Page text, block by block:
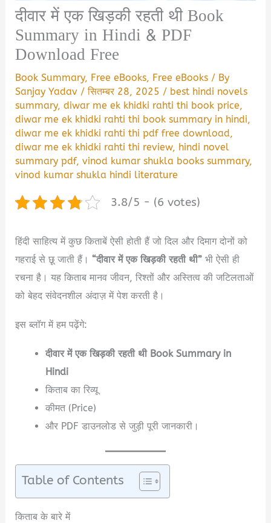
दीवार में एक खिड़की रहती थी Book
Summary in Hindi & PDF
Download Free
Book Summary, Free eBooks, Free eBooks / By
Sanjay Yadav /सितम्बर 28, 2025 / best hindi novels
summary,diwar me ek khidki rahti thi book price,
diwar me ek khidki rahti thi book summary in hindi,
diwar me ek khidki rahti thi pdf free download,
diwar me ek khidki rahti thi review, hindi novel
summary pdf,vinod kumar shukla books summary,
vinod kumar shukla hindi literature
3.8/5 - (6 votes)
हिंदी साहित्य में कुछ किताबें ऐसी होती हैं जो दिल और दिमाग दोनों को
गहराई से छू जाती हैं।“दीवार में एक खिड़की रहती थी” भी ऐसी ही
रचना है। यह किताब मानव जीवन, रिश्तों और अस्तित्व की जटिलताओं
को बेहद संवेदनशील अंदाज़ में पेश करती है।
इस ब्लॉग में हम पढ़ेंगे:
दीवार में एक खिड़की रहती थी Book Summary in
Hindi
किताब का रिव्यू
कीमत (Price)
और PDF डाउनलोड से जुड़ी पूरी जानकारी।
Table of Contents
किताब के बारे में